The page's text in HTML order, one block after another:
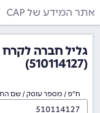
אתר המידע של CAP
גליל חברה לקרח
(510114127)
ח"פ / מספר עוסק / שם